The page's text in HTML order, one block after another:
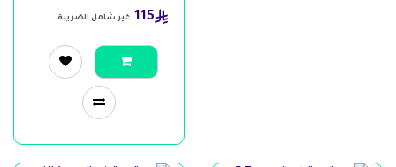
115 غير شامل الضريبة